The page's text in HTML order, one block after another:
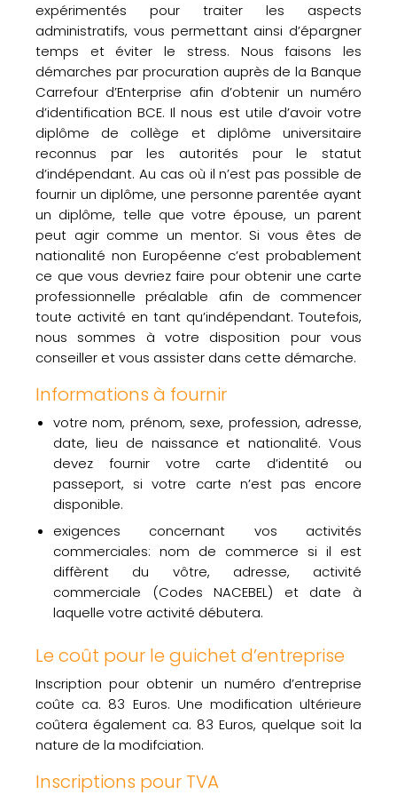
expérimentés pour traiter les aspects
administratifs, vous permettant ainsi d’épargner
temps et éviter le stress. Nous faisons les
démarches par procuration auprès de la Banque
Carrefour d’Enterprise afin d’obtenir un numéro
d’identification BCE. Il nous est utile d’avoir votre
diplôme de collège et diplôme universitaire
reconnus par les autorités pour le statut
d’indépendant. Au cas où il n’est pas possible de
fournir un diplôme, une personne parentée ayant
un diplôme, telle que votre épouse, un parent
peut agir comme un mentor. Si vous êtes de
nationalité non Européenne c’est probablement
ce que vous devriez faire pour obtenir une carte
professionnelle préalable afin de commencer
toute activité en tant qu’indépendant. Toutefois,
nous sommes à votre disposition pour vous
conseiller et vous assister dans cette démarche.
Informations à fournir
votre nom, prénom, sexe, profession, adresse,
date, lieu de naissance et nationalité. Vous
devez fournir votre carte d’identité ou
passeport, si votre carte n’est pas encore
disponible.
exigences concernant vos activités
commerciales: nom de commerce si il est
diffèrent du vôtre, adresse, activité
commerciale (Codes NACEBEL) et date à
laquelle votre activité débutera.
Le coût pour le guichet d’entreprise
Inscription pour obtenir un numéro d’entreprise
coûte ca. 83 Euros. Une modification ultérieure
coûtera également ca. 83 Euros, quelque soit la
nature de la modifciation.
Inscriptions pour TVA